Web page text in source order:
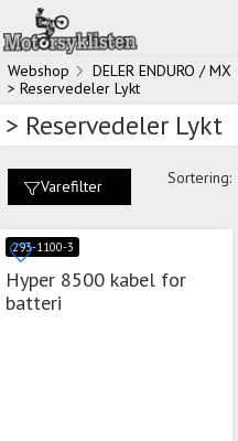
Webshop DELER ENDURO / MX
> Reservedeler Lykt
> Reservedeler Lykt
Varefilter Sortering:
293-1100-3
Hyper 8500 kabel for
batteri